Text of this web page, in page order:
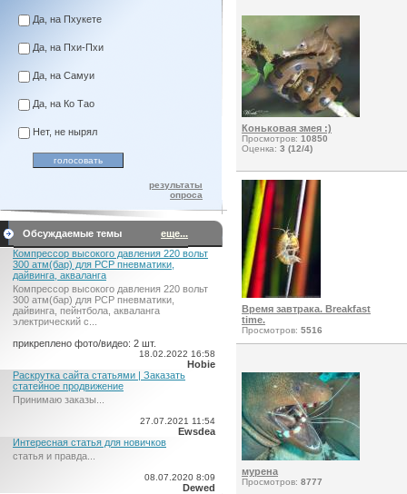
Да, на Пхукете
Да, на Пхи-Пхи
Да, на Самуи
Да, на Ко Тао
Нет, не нырял
результаты
опроса
Обсуждаемые темы
еще...
Компрессор высокого давления 220 вольт
300 атм(бар) для PCP пневматики,
дайвинга, акваланга
Компрессор высокого давления 220 вольт
300 атм(бар) для PCP пневматики,
дайвинга, пейнтбола, акваланга
электрический c...
прикреплено фото/видео: 2 шт.
18.02.2022 16:58
Hobie
Раскрутка сайта статьями | Заказать
статейное продвижение
Принимаю заказы...
27.07.2021 11:54
Ewsdea
Интересная статья для новичков
статья и правда...
08.07.2020 8:09
Dewed
Коньковая змея :)
Просмотров: 10850
Оценка: 3 (12/4)
Время завтрака. Breakfast
time.
Просмотров: 5516
мурена
Просмотров: 8777